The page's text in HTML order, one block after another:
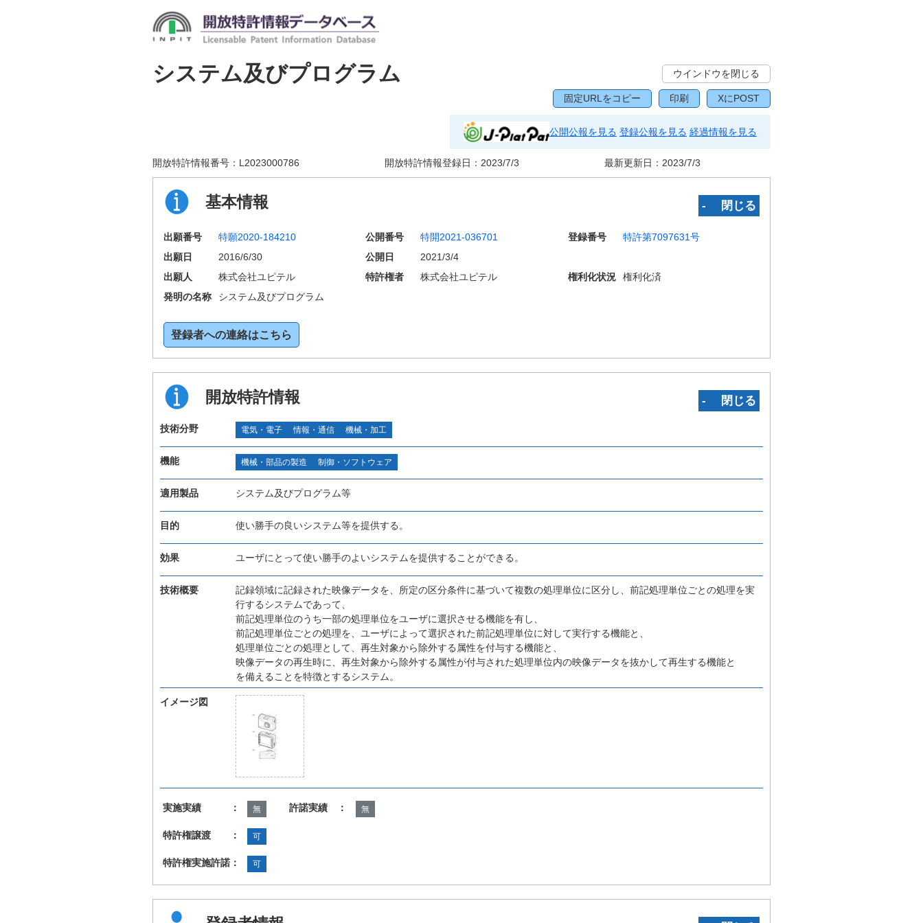
システム及びプログラム ウインドウを閉じる
固定URLをコピー 印刷 XにPOST
公開公報を見る 登録公報を見る 経過情報を見る
開放特許情報番号： L2023000786 開放特許情報登録日： 2023/7/3 最新更新日： 2023/7/3
基本情報 ‐ 閉じる
出願番号 特願2020-184210 公開番号 特開2021-036701 登録番号
特許第7097631号
出願日
2016/6/30 公開日
2021/3/4
出願人
株式会社ユピテル 特許権者 株式会社ユピテル 権利化状況
権利化済
発明の名称
システム及びプログラム
登録者への連絡はこちら
開放特許情報 ‐ 閉じる
技術分野 電気・電子 情報・通信 機械・加工
機能 機械・部品の製造 制御・ソフトウェア
適用製品 システム及びプログラム等
目的 使い勝手の良いシステム等を提供する。
効果 ユーザにとって使い勝手のよいシステムを提供することができる。
技術概要
記録領域に記録された映像データを、所定の区分条件に基づいて複数の処理単位に区分し、前記処理単位ごとの処理を実
行するシステムであって、
前記処理単位のうち一部の処理単位をユーザに選択させる機能を有し、
前記処理単位ごとの処理を、ユーザによって選択された前記処理単位に対して実行する機能と、
処理単位ごとの処理として、再生対象から除外する属性を付与する機能と、
映像データの再生時に、再生対象から除外する属性が付与された処理単位内の映像データを抜かして再生する機能と
を備えることを特徴とするシステム。
イメージ図
実施実績 ： 無 許諾実績 ： 無
特許権譲渡 ： 可
特許権実施許諾： 可